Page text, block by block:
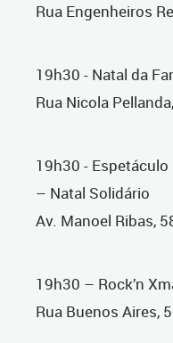
Rua Engenheiros
19h30 - Natal da
Rua Nicola
19h30 -
– Natal Solidário
Av. Manoel Ribas,
19h30 – Rock’n
Rua Buenos Aires,